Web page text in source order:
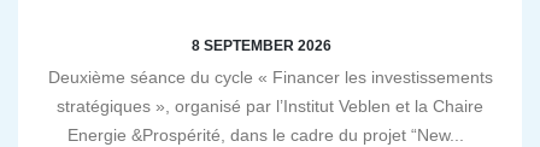
8 SEPTEMBER 2026
Deuxième séance du cycle « Financer les investissements
stratégiques », organisé par l’Institut Veblen et la Chaire
Energie &Prospérité, dans le cadre du projet “New...